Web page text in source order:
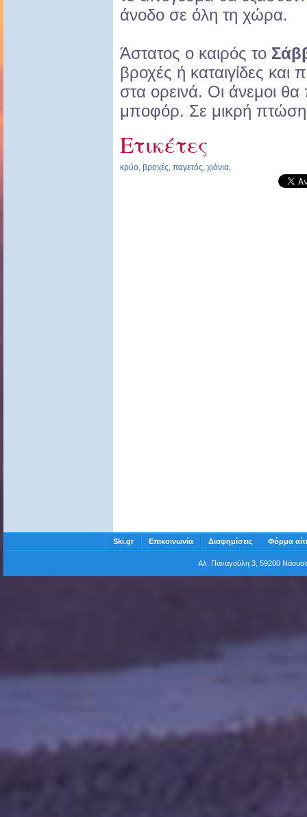
άνοδο σε όλη τη χώρα.
Άστατος ο καιρός το
βροχές ή καταιγίδες και
στα ορεινά. Οι άνεμοι
μποφόρ. Σε μικρή
Ετικέτες
κρύο, βροχές, παγετός, χιόνια,
Ski.gr Επικοινωνία Διαφημίσεις Φόρμα
Αλ. Παναγούλη 3, 59200